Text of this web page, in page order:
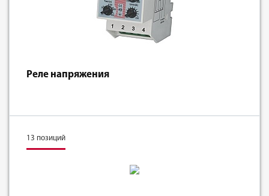
Реле напряжения
13 позиций